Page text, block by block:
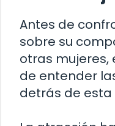
Antes de
sobre su
otras
de entender
detrás de esta